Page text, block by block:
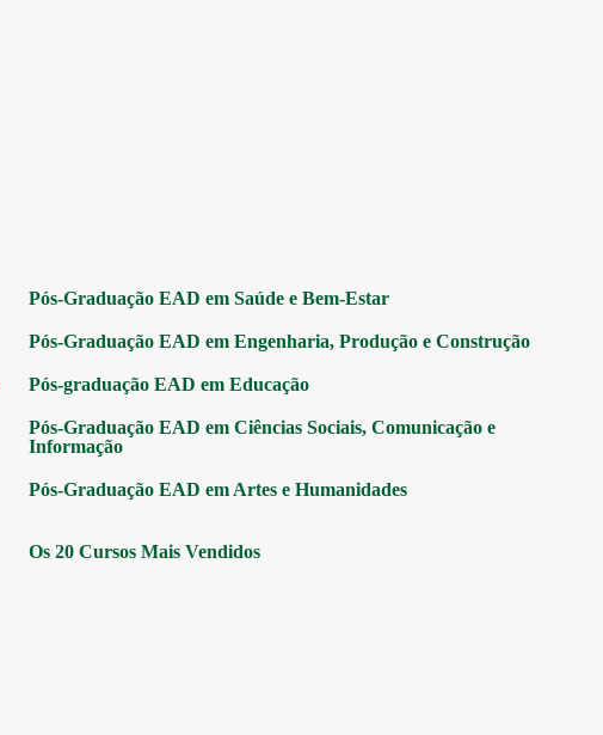
Pós-Graduação EAD em Saúde e Bem-Estar
Pós-Graduação EAD em Engenharia, Produção e Construção
Pós-graduação EAD em Educação
Pós-Graduação EAD em Ciências Sociais, Comunicação e
Informação
Pós-Graduação EAD em Artes e Humanidades
Os 20 Cursos Mais Vendidos